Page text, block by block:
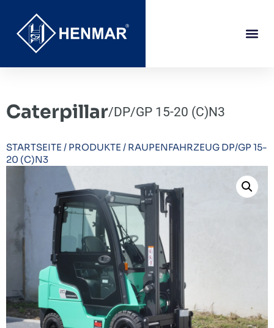
Caterpillar/DP/GP 15-20 (C)N3
STARTSEITE / PRODUKTE / RAUPENFAHRZEUG DP/GP 15-
20 (C)N3